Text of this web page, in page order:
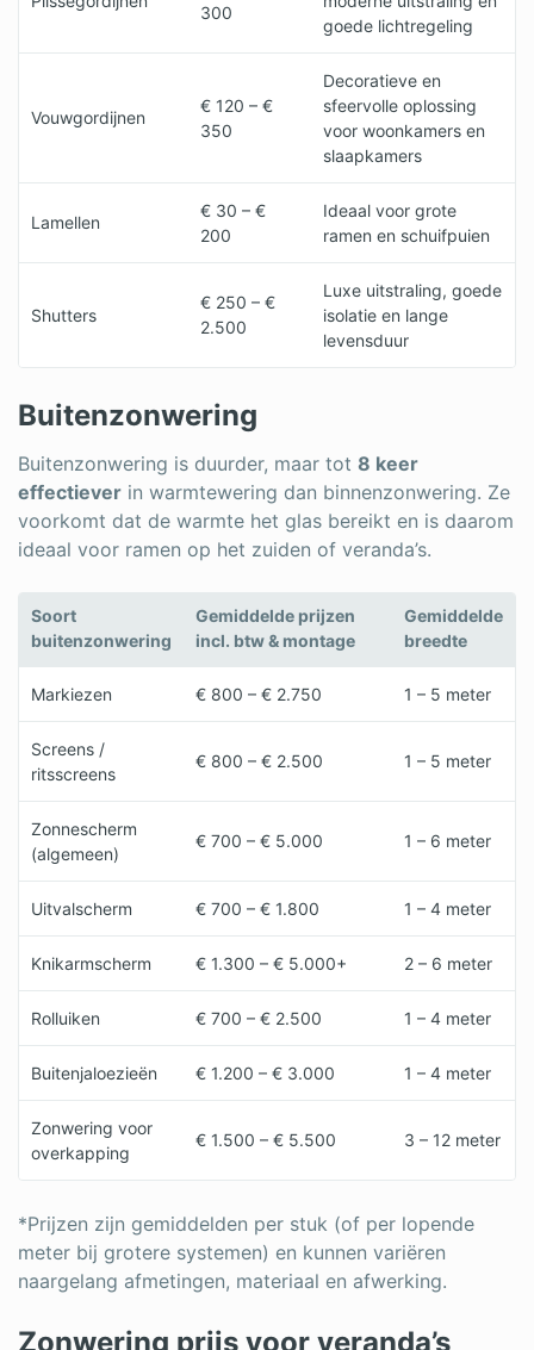
300
goede lichtregeling
Vouwgordijnen
€ 120 – €
350
Decoratieve en
sfeervolle oplossing
voor woonkamers en
slaapkamers
Lamellen
€ 30 – €
200
Ideaal voor grote
ramen en schuifpuien
Shutters
€ 250 – €
2.500
Luxe uitstraling, goede
isolatie en lange
levensduur
Buitenzonwering
Buitenzonwering is duurder, maar tot 8 keer
effectiever in warmtewering dan binnenzonwering. Ze
voorkomt dat de warmte het glas bereikt en is daarom
ideaal voor ramen op het zuiden of veranda’s.
Soort
buitenzonwering
Gemiddelde prijzen
incl. btw & montage
Gemiddelde
breedte
Markiezen € 800 – € 2.750 1 – 5 meter
Screens /
ritsscreens
€ 800 – € 2.500 1 – 5 meter
Zonnescherm
(algemeen)
€ 700 – € 5.000 1 – 6 meter
Uitvalscherm € 700 – € 1.800 1 – 4 meter
Knikarmscherm € 1.300 – € 5.000+ 2 – 6 meter
Rolluiken € 700 – € 2.500 1 – 4 meter
Buitenjaloezieën € 1.200 – € 3.000 1 – 4 meter
Zonwering voor
overkapping
€ 1.500 – € 5.500 3 – 12 meter
*Prijzen zijn gemiddelden per stuk (of per lopende
meter bij grotere systemen) en kunnen variëren
naargelang afmetingen, materiaal en afwerking.
Zonwering prijs voor veranda’s